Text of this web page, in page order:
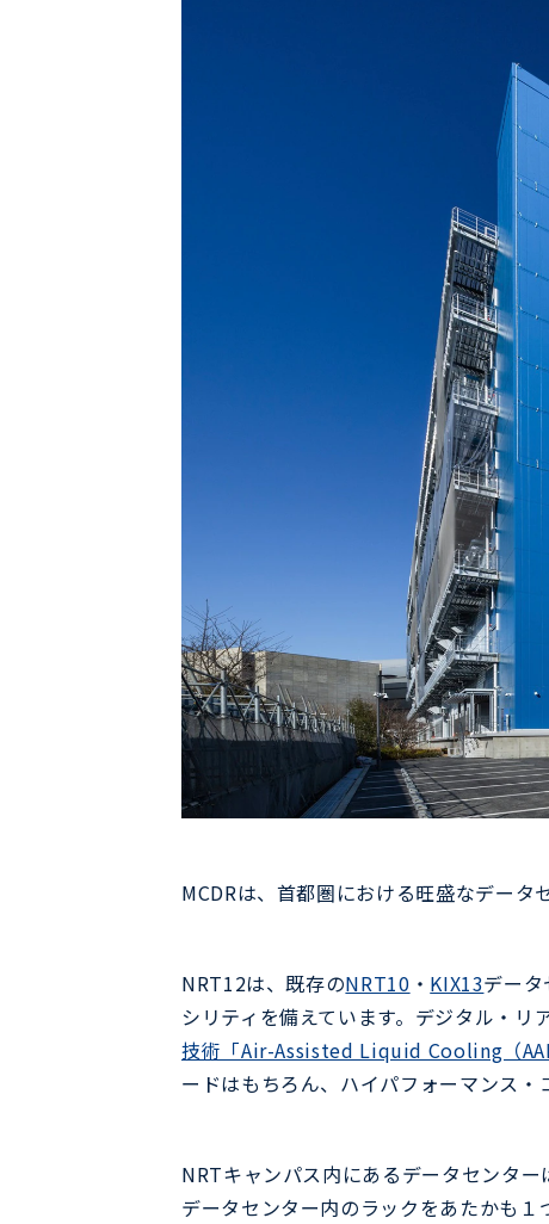
MCDRは、首都圏における旺盛なデータ
NRT12は、既存のNRT10 ・ KIX13デー
シリティを備えています。デジタル・
技術「Air-Assisted Liquid Cooling（
ードはもちろん、ハイパフォーマンス・
NRTキャンパス内にあるデータセンタ
データセンター内のラックをあたかも